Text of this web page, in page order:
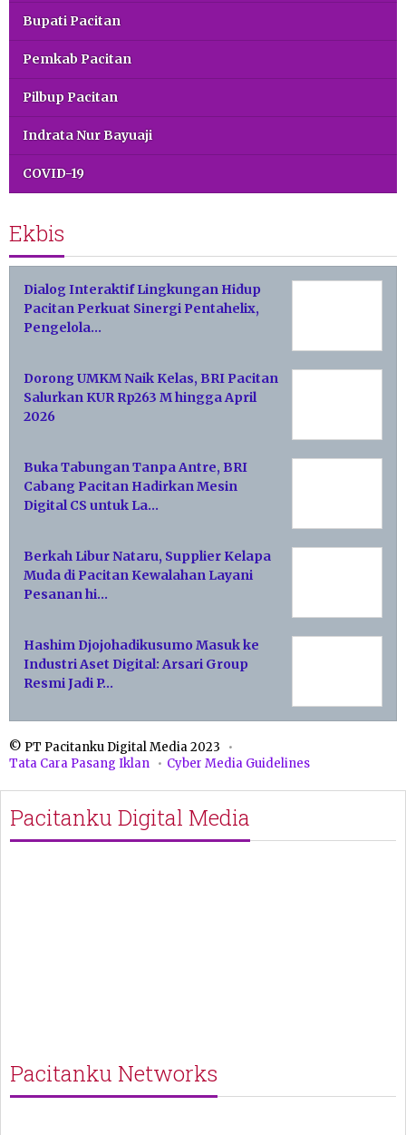
Bupati Pacitan
Pemkab Pacitan
Pilbup Pacitan
Indrata Nur Bayuaji
COVID-19
Ekbis
Dialog Interaktif Lingkungan Hidup
Pacitan Perkuat Sinergi Pentahelix,
Pengelola…
Dorong UMKM Naik Kelas, BRI Pacitan
Salurkan KUR Rp263 M hingga April
2026
Buka Tabungan Tanpa Antre, BRI
Cabang Pacitan Hadirkan Mesin
Digital CS untuk La…
Berkah Libur Nataru, Supplier Kelapa
Muda di Pacitan Kewalahan Layani
Pesanan hi…
Hashim Djojohadikusumo Masuk ke
Industri Aset Digital: Arsari Group
Resmi Jadi P…
© PT Pacitanku Digital Media 2023
Tata Cara Pasang Iklan
Cyber Media Guidelines
Pacitanku Digital Media
Pacitanku Networks